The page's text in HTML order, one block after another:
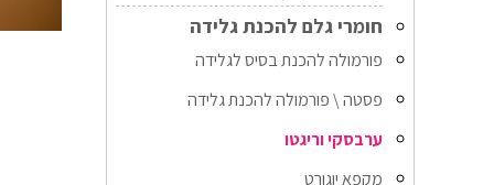
חומרי גלם להכנת גלידה
פורמולה להכנת בסיס לגלידה
פסטה \ פורמולה להכנת גלידה
ערבסקי וריגטו
מקפא יוגורט